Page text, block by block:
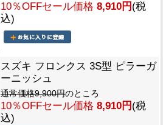
10％OFFセール価格 8,910円 (税
込)
スズキ フロンクス 3S型 ピラーガ
ーニッシュ
通常価格9,900円のところ
10％OFFセール価格 8,910円 (税
込)